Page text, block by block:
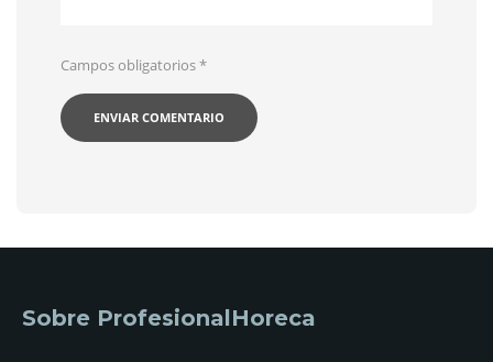
Campos obligatorios*
Sobre ProfesionalHoreca